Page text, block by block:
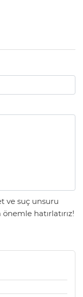
ve suç unsuru
hatırlatırız!